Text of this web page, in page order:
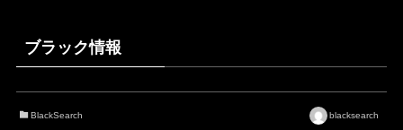
ブラック情報
BlackSearch blacksearch